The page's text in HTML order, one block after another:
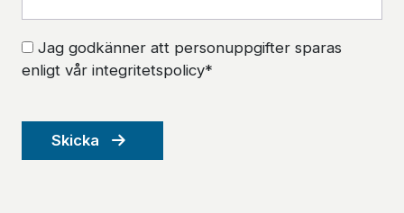
Jag godkänner att personuppgifter sparas
enligt vår integritetspolicy*
Skicka